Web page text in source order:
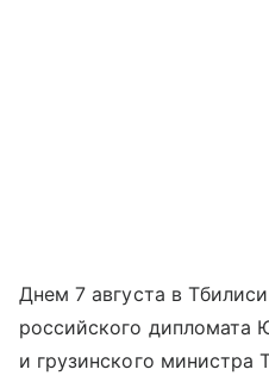
Днем 7 августа в
российского дипломата
и грузинского